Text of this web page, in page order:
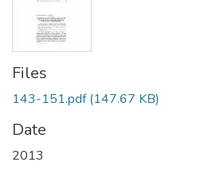
Files
143-151.pdf(147.67 KB)
Date
2013